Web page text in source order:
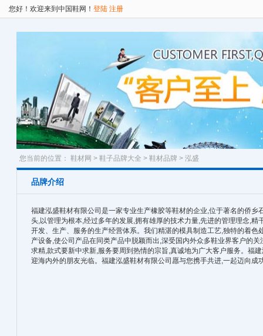
您好！欢迎来到中国鞋网！ 登陆 注册
您当前的位置： 鞋材网 > 鞋子品牌大全 > 鞋材品牌 > 泓盛
品牌介绍
福建泓盛鞋材有限公司是一家专业生产橡胶等鞋材的企业,位于著名的侨乡
头,以管理为根本,经过多年的发展,拥有雄厚的技术力量,先进的管理理念,精
开发、生产、服务的生产经营体系。我们精湛的模具制造工艺,独特的着色
产设备,使公司产品在同类产品中脱颖而出,深受国内外众多鞋业界客户的
求精,款式要新中求新,服务要周到热情的宗旨,真诚地为广大客户服务。福
迎海内外的朋友光临。福建泓盛鞋材有限公司愿与您携手共进,一起迈向成